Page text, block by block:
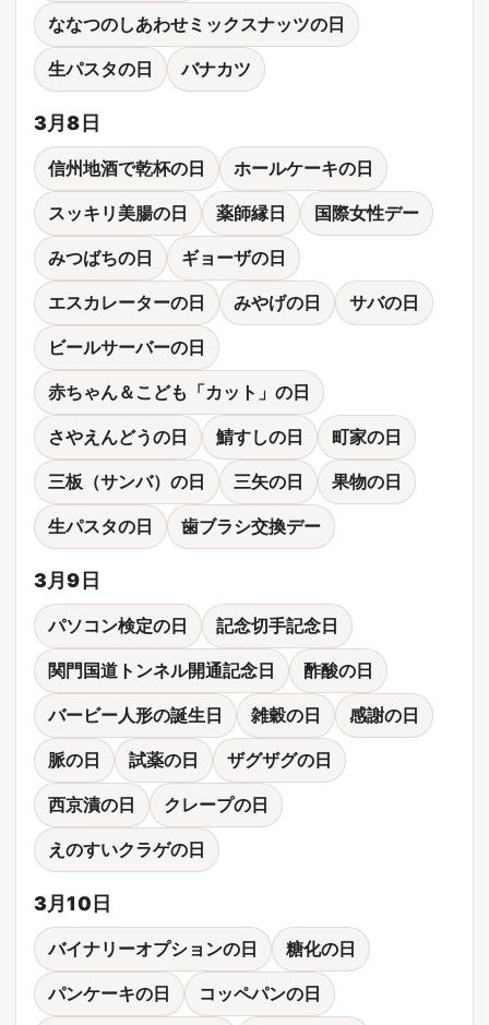
ななつのしあわせミックスナッツの日
生パスタの日 バナカツ
3月8日
信州地酒で乾杯の日 ホールケーキの日
スッキリ美腸の日 薬師縁日 国際女性デー
みつばちの日 ギョーザの日
エスカレーターの日 みやげの日 サバの日
ビールサーバーの日
赤ちゃん＆こども「カット」の日
さやえんどうの日 鯖すしの日 町家の日
三板（サンバ）の日 三矢の日 果物の日
生パスタの日 歯ブラシ交換デー
3月9日
パソコン検定の日 記念切手記念日
関門国道トンネル開通記念日 酢酸の日
バービー人形の誕生日 雑穀の日 感謝の日
脈の日 試薬の日 ザグザグの日
西京漬の日 クレープの日
えのすいクラゲの日
3月10日
バイナリーオプションの日 糖化の日
パンケーキの日 コッペパンの日